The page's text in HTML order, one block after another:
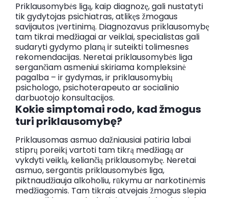
Priklausomybės ligą, kaip diagnozę, gali nustatyti
tik gydytojas psichiatras, atlikęs žmogaus
savijautos įvertinimą. Diagnozavus priklausomybę
tam tikrai medžiagai ar veiklai, specialistas gali
sudaryti gydymo planą ir suteikti tolimesnes
rekomendacijas. Neretai priklausomybės liga
sergančiam asmeniui skiriama kompleksinė
pagalba – ir gydymas, ir priklausomybių
psichologo, psichoterapeuto ar socialinio
darbuotojo konsultacijos.
Kokie simptomai rodo, kad žmogus
turi priklausomybę?
Priklausomas asmuo dažniausiai patiria labai
stiprų poreikį vartoti tam tikrą medžiagą ar
vykdyti veiklą, keliančią priklausomybę. Neretai
asmuo, sergantis priklausomybės liga,
piktnaudžiauja alkoholiu, rūkymu ar narkotinėmis
medžiagomis. Tam tikrais atvejais žmogus slepia